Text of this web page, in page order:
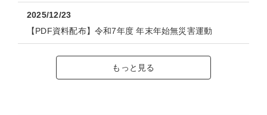
2025/12/23
【PDF資料配布】令和7年度 年末年始無災害運動
もっと見る